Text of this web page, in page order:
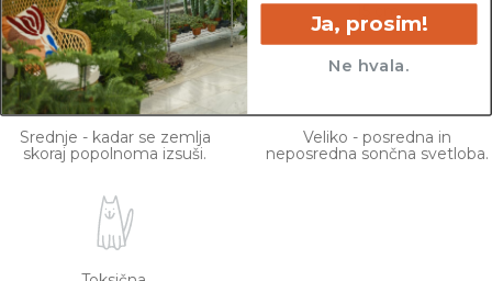
45 cm 15 cm
Srednje - kadar se zemlja
skoraj popolnoma izsuši.
Veliko - posredna in
neposredna sončna svetloba.
Ja, prosim!
Ne hvala.